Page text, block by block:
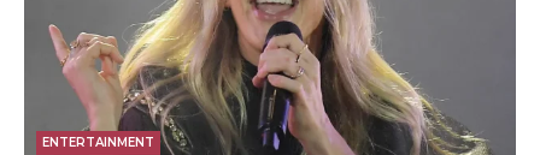
ENTERTAINMENT